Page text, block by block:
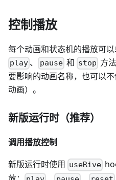
控制播放
每个动画和状态机的播放可
play 、 pause和 stop 方
要影响的动画名称，也可以
动画）。
新版运行时（推荐）
调用播放控制
新版运行时使用 useRive